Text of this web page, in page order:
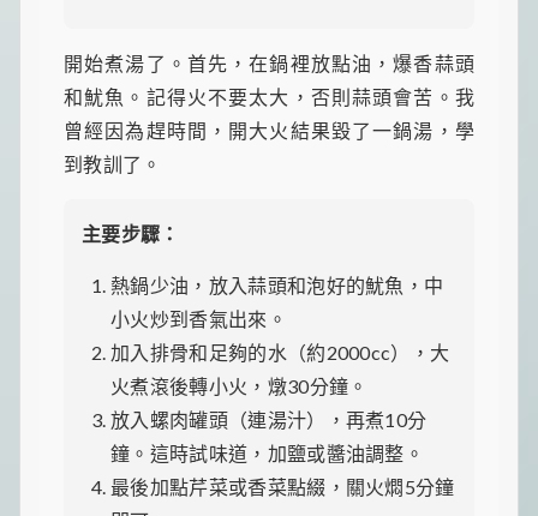
開始煮湯了。首先，在鍋裡放點油，爆香蒜頭
和魷魚。記得火不要太大，否則蒜頭會苦。我
曾經因為趕時間，開大火結果毀了一鍋湯，學
到教訓了。
主要步驟：
熱鍋少油，放入蒜頭和泡好的魷魚，中
小火炒到香氣出來。
加入排骨和足夠的水（約2000cc），大
火煮滾後轉小火，燉30分鐘。
放入螺肉罐頭（連湯汁），再煮10分
鐘。這時試味道，加鹽或醬油調整。
最後加點芹菜或香菜點綴，關火燜5分鐘